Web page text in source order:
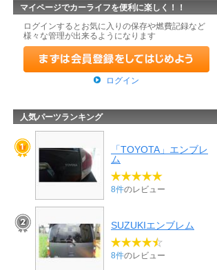
マイページでカーライフを便利に楽しく！！
ログインするとお気に入りの保存や燃費記録など
様々な管理が出来るようになります
ログイン
人気パーツランキング
「TOYOTA」エンブレ
ム
8件のレビュー
SUZUKIエンブレム
8件のレビュー